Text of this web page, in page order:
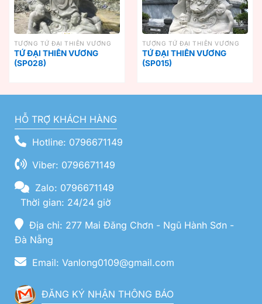
TƯỢNG TỨ ĐẠI THIÊN VƯƠNG
TỨ ĐẠI THIÊN VƯƠNG
(SP028)
TƯỢNG TỨ ĐẠI THIÊN VƯƠNG
TỨ ĐẠI THIÊN VƯƠNG
(SP015)
HỖ TRỢ KHÁCH HÀNG
Hotline: 0796671149
Viber: 0796671149
Zalo: 0796671149
Thời gian: 24/24 giờ
Địa chỉ: 277 Mai Đăng Chơn - Ngũ Hành Sơn -
Đà Nẵng
Email: Vanlong0109@gmail.com
ĐĂNG KÝ NHẬN THÔNG BÁO